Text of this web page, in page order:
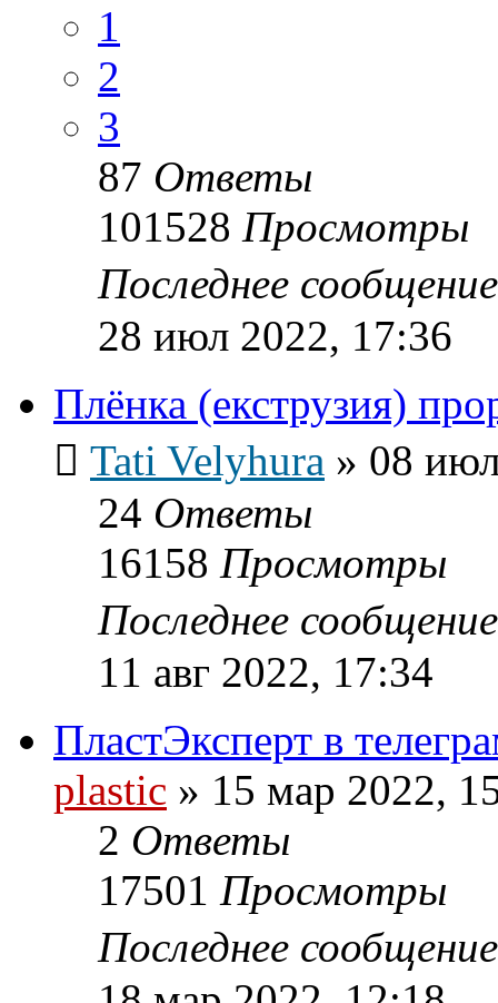
1
2
3
87 Ответы
101528 Просмотры
Последнее
28 июл 2022, 17:36
Плёнка (екструзия)
Tati Velyhura » 08
24 Ответы
16158 Просмотры
Последнее
11 авг 2022, 17:34
ПластЭксперт в
plastic » 15 мар 2022,
2 Ответы
17501 Просмотры
Последнее